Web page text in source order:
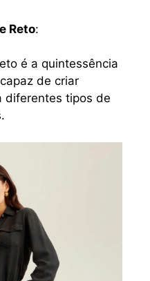
Reto:
é a quintessência
de criar
diferentes tipos de